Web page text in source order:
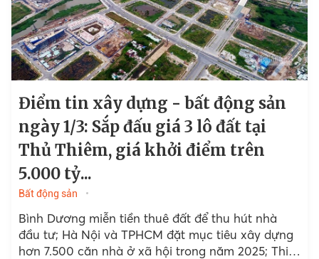
Điểm tin xây dựng - bất động sản
ngày 1/3: Sắp đấu giá 3 lô đất tại
Thủ Thiêm, giá khởi điểm trên
5.000 tỷ...
Bất động sản
Bình Dương miễn tiền thuê đất để thu hút nhà
đầu tư; Hà Nội và TPHCM đặt mục tiêu xây dựng
hơn 7.500 căn nhà ở xã hội trong năm 2025; Thi